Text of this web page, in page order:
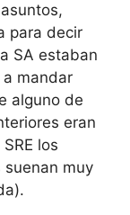
para decir
SA estaban
mandar
alguno de
eran
los
muy